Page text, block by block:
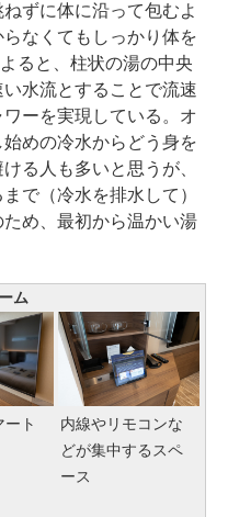
ずに体に沿って包むよ
なくてもしっかり体を
ると、柱状の湯の中央
水流とすることで流速
ーを実現している。オ
めの冷水からどう身を
る人も多いと思うが、
で（冷水を排水して）
め、最初から温かい湯
ム
ト
内線やリモコンな
どが集中するスペ
ース